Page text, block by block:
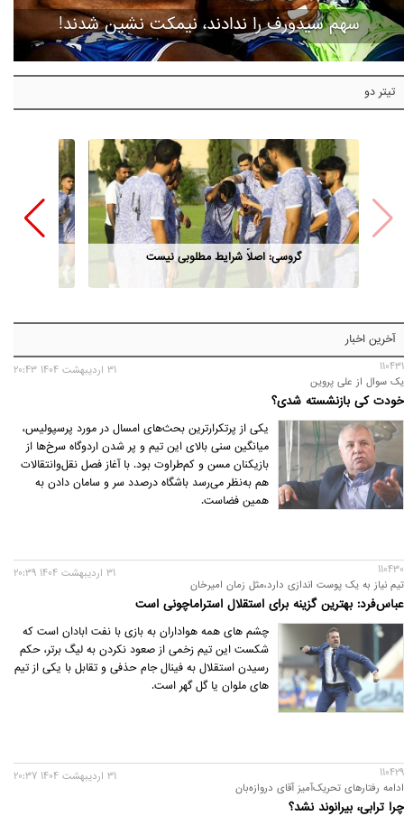
سهم سیدورف را ندادند، نیمکت نشین شدند!
تیتر دو
گروسی: اصلاً شرایط مطلوبی نیست
آخرین اخبار
110431
یک سوال از علی پروین
خودت کی بازنشسته شدی؟
31 ارديبهشت 1404 20:43
یکی از پرتکرارترین بحث‌های امسال در مورد پرسپولیس،
میانگین سنی بالای این تیم و پر شدن اردوگاه سرخ‌ها از
بازیکنان مسن و کم‌طراوت بود. با آغاز فصل نقل‌وانتقالات
هم به‌نظر می‌رسد باشگاه درصدد سر و سامان دادن به
همین فضاست.
110430
تیم نیاز به یک پوست اندازی دارد،مثل زمان امیرخان
عباس‌فرد: بهترین گزینه برای استقلال استراماچونی است
31 ارديبهشت 1404 20:39
چشم های همه هواداران به بازی با نفت ابادان است که
شکست این تیم زخمی از صعود نکردن به لیگ برتر، حکم
رسیدن استقلال به فینال جام حذفی و تقابل با یکی از تیم
های ملوان یا گل گهر است.
110429
ادامه رفتارهای تحریک‌آمیز آقای دروازه‌‎بان
چرا ترابی، بیرانوند نشد؟
31 ارديبهشت 1404 20:37